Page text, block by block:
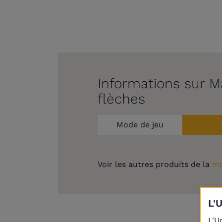
Informations sur
flèches
Mode de jeu
Voir les autres produits de la